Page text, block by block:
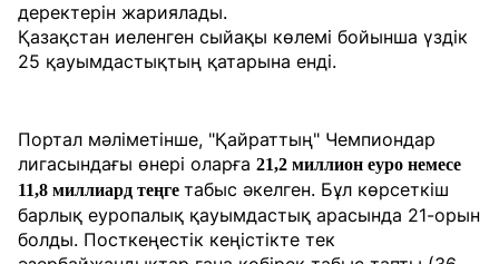
деректерін жариялады.
Қазақстан иеленген сыйақы көлемі бойынша үздік
25 қауымдастықтың қатарына енді.
Портал мәліметінше, "Қайраттың" Чемпиондар
лигасындағы өнері оларға 21,2 миллион еуро немесе
11,8 миллиард теңге табыс әкелген. Бұл көрсеткіш
барлық еуропалық қауымдастық арасында 21-орын
болды. Посткеңестік кеңістікте тек